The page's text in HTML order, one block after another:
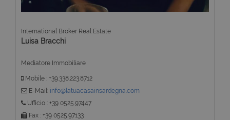
International Broker Real Estate
Luisa Bracchi
Mediatore Immobiliare
Mobile : +39.338.223.8712
E-Mail: info@latuacasainsardegna.com
Ufficio : +39 0525.97447
Fax : +39 0525.97133